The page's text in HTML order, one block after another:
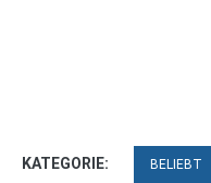
KATEGORIE: BELIEBT